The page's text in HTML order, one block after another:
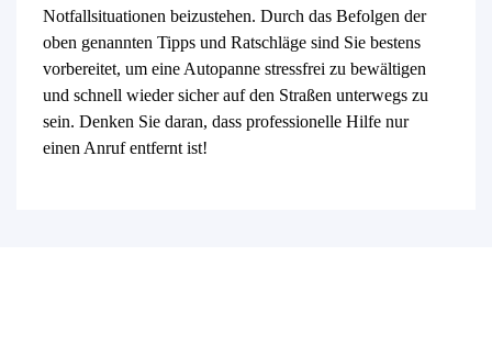
Notfallsituationen beizustehen. Durch das Befolgen der
oben genannten Tipps und Ratschläge sind Sie bestens
vorbereitet, um eine Autopanne stressfrei zu bewältigen
und schnell wieder sicher auf den Straßen unterwegs zu
sein. Denken Sie daran, dass professionelle Hilfe nur
einen Anruf entfernt ist!